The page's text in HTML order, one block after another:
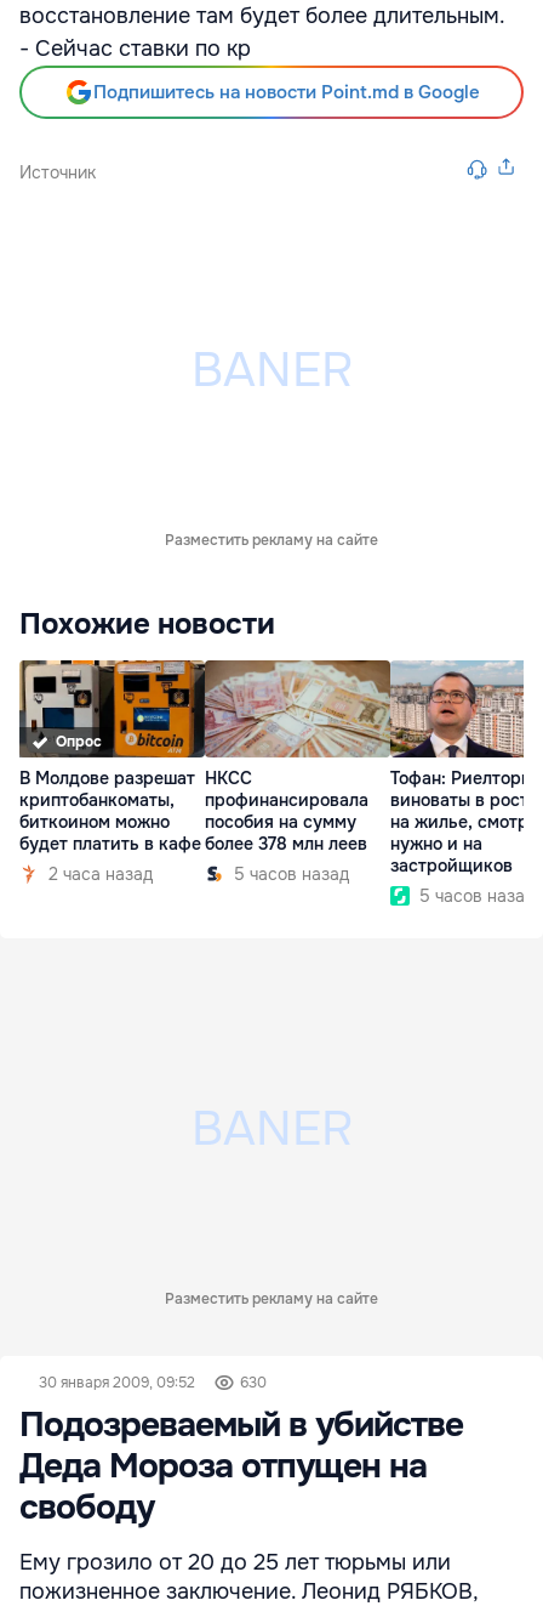
восстановление там будет более длительным.
- Сейчас ставки по кр
Подпишитесь на новости Point.md в Google
Источник
Разместить рекламу на сайте
Похожие новости
Опрос
В Молдове разрешат
криптобанкоматы,
биткоином можно
будет платить в кафе
2 часа назад
НКСС
профинансировала
пособия на сумму
более 378 млн леев
5 часов назад
Тофан: Риелторы
виноваты в росте
на жилье,
нужно и на
застройщиков
5 часов назад
Разместить рекламу на сайте
30 января 2009, 09:52 630
Подозреваемый в убийстве
Деда Мороза отпущен на
свободу
Ему грозило от 20 до 25 лет тюрьмы или
пожизненное заключение. Леонид РЯБКОВ,